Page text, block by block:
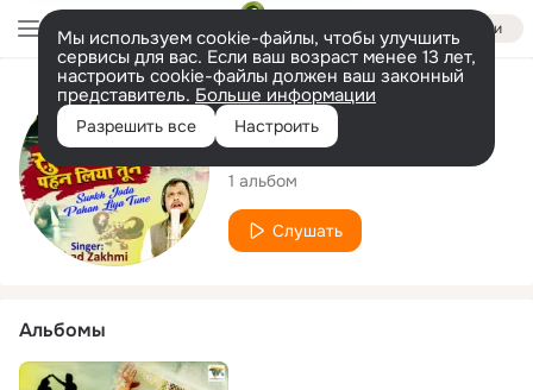
Войти
Мы используем cookie-файлы, чтобы улучшить
сервисы для вас. Если ваш возраст менее 13 лет,
настроить cookie-файлы должен ваш законный
представитель. Больше информации
Разрешить все Настроить
Исполнитель
Dishad Zakhmi
1 альбом
Слушать
Альбомы